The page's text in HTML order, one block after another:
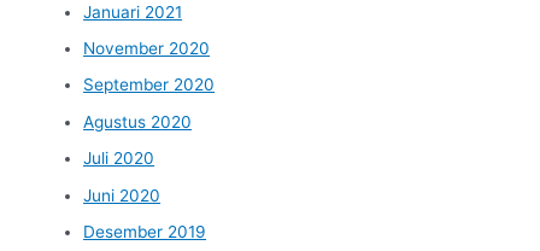
Januari 2021
November 2020
September 2020
Agustus 2020
Juli 2020
Juni 2020
Desember 2019